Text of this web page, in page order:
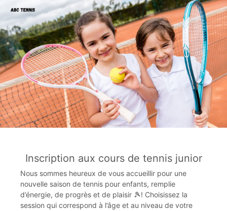
Inscription aux cours de tennis junior
Nous sommes heureux de vous accueillir pour une
nouvelle saison de tennis pour enfants, remplie
d’énergie, de progrès et de plaisir 🎾! Choisissez la
session qui correspond à l’âge et au niveau de votre